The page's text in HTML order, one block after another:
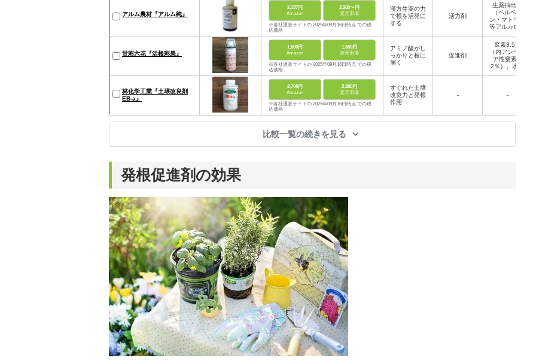
アルム農材『アルム純』
2,137円
Amazon
2,200〜円
楽天市場
※各社通販サイトの 2025年09月16日時点 での税
込価格
漢方生薬の力
で根を活発に
する
活力剤
生薬抽出物
（ベルベリ
ン・マトリン
等アルカロイ
有機酸、植物
性乳酸菌、野
生酵母菌、ア
ミノ酸、核酸
類、ビタミン
類
甘彩六花『活根彩果』
1,600円
Amazon
1,580円
楽天市場
※各社通販サイトの 2025年09月16日時点 での税
込価格
アミノ酸がし
っかりと根に
届く
促進剤
窒素3.5％
（内アンモニ
ア性窒素0.
2％）、水溶
水溶性マンガ
林化学工業『土壌改良剤
EB-a』
2,700円
Amazon
2,280円
楽天市場
※各社通販サイトの 2025年09月16日時点 での税
込価格
すぐれた土壌
改良力と発根
作用
- -
比較一覧の続きを見る
発根促進剤の効果